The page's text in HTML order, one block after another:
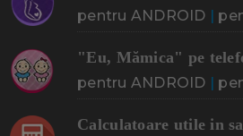
pentru ANDROID |
"Eu, Mămica" pe
pentru ANDROID |
Calculatoare utile in